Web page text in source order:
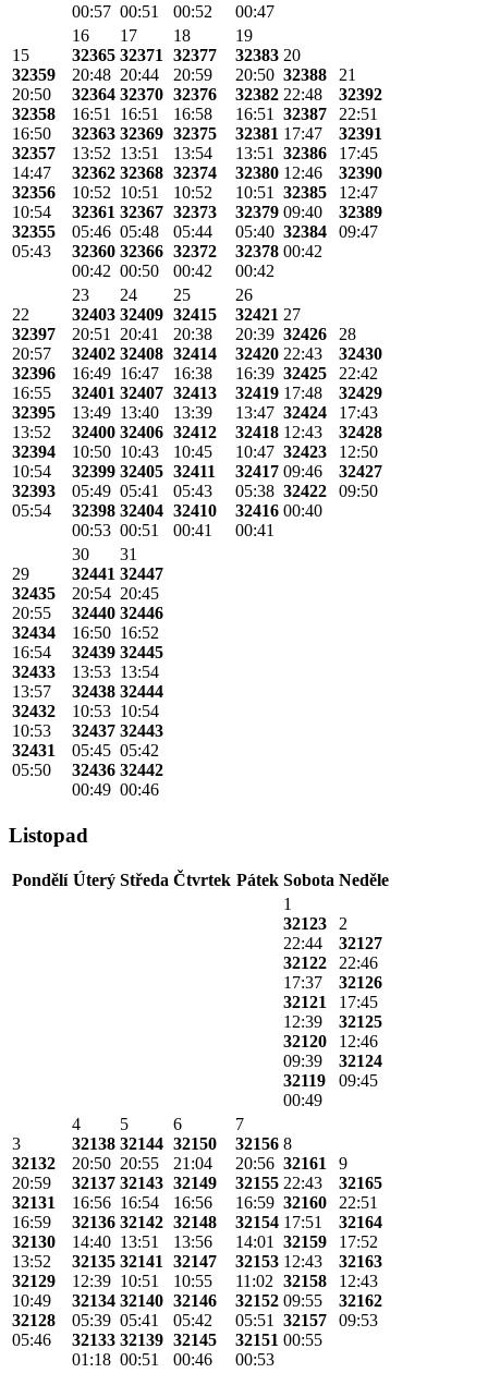
00:57 00:51
00:52
00:47
15
32359
20:50
32358
16:50
32357
14:47
32356
10:54
32355
05:43
16
32365
20:48
32364
16:51
32363
13:52
32362
10:52
32361
05:46
32360
00:42
17
32371
20:44
32370
16:51
32369
13:51
32368
10:51
32367
05:48
32366
00:50
18
32377
20:59
32376
16:58
32375
13:54
32374
10:52
32373
05:44
32372
00:42
19
32383
20:50
32382
16:51
32381
13:51
32380
10:51
32379
05:40
32378
00:42
20
32388
22:48
32387
17:47
32386
12:46
32385
09:40
32384
00:42
21
32392
22:51
32391
17:45
32390
12:47
32389
09:47
22
32397
20:57
32396
16:55
32395
13:52
32394
10:54
32393
05:54
23
32403
20:51
32402
16:49
32401
13:49
32400
10:50
32399
05:49
32398
00:53
24
32409
20:41
32408
16:47
32407
13:40
32406
10:43
32405
05:41
32404
00:51
25
32415
20:38
32414
16:38
32413
13:39
32412
10:45
32411
05:43
32410
00:41
26
32421
20:39
32420
16:39
32419
13:47
32418
10:47
32417
05:38
32416
00:41
27
32426
22:43
32425
17:48
32424
12:43
32423
09:46
32422
00:40
28
32430
22:42
32429
17:43
32428
12:50
32427
09:50
29
32435
20:55
32434
16:54
32433
13:57
32432
10:53
32431
05:50
30
32441
20:54
32440
16:50
32439
13:53
32438
10:53
32437
05:45
32436
00:49
31
32447
20:45
32446
16:52
32445
13:54
32444
10:54
32443
05:42
32442
00:46
Listopad
Pondělí Úterý Středa Čtvrtek Pátek Sobota Neděle
1
32123
22:44
32122
17:37
32121
12:39
32120
09:39
32119
00:49
2
32127
22:46
32126
17:45
32125
12:46
32124
09:45
3
32132
20:59
32131
16:59
32130
13:52
32129
10:49
32128
05:46
4
32138
20:50
32137
16:56
32136
14:40
32135
12:39
32134
05:39
32133
01:18
5
32144
20:55
32143
16:54
32142
13:51
32141
10:51
32140
05:41
32139
00:51
6
32150
21:04
32149
16:56
32148
13:56
32147
10:55
32146
05:42
32145
00:46
7
32156
20:56
32155
16:59
32154
14:01
32153
11:02
32152
05:51
32151
00:53
8
32161
22:43
32160
17:51
32159
12:43
32158
09:55
32157
00:55
9
32165
22:51
32164
17:52
32163
12:43
32162
09:53